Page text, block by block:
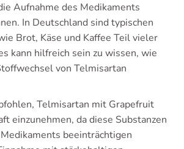
Aufnahme des Medikaments
In Deutschland sind typischen
Brot, Käse und Kaffee Teil vieler
kann hilfreich sein zu wissen, wie
von Telmisartan
Telmisartan mit Grapefruit
einzunehmen, da diese Substanzen
beeinträchtigen